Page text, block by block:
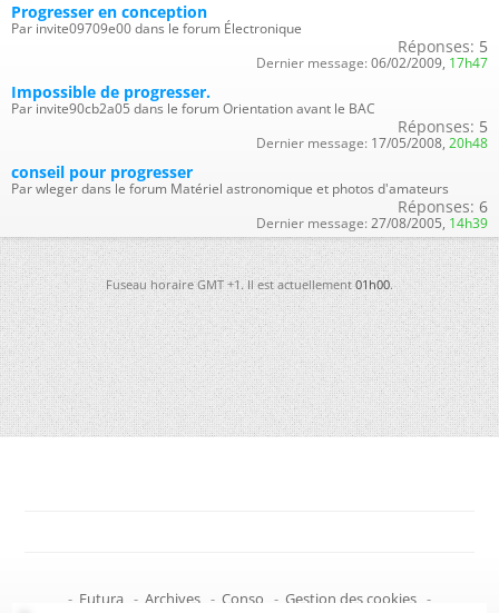
Progresser en conception
Par invite09709e00 dans le forum Électronique
Réponses: 5
Dernier message: 06/02/2009, 17h47
Impossible de progresser.
Par invite90cb2a05 dans le forum Orientation avant le BAC
Réponses: 5
Dernier message: 17/05/2008, 20h48
conseil pour progresser
Par wleger dans le forum Matériel astronomique et photos d'amateurs
Réponses: 6
Dernier message: 27/08/2005, 14h39
Fuseau horaire GMT +1. Il est actuellement01h00.
- Futura - Archives - Conso - Gestion des cookies -